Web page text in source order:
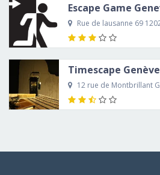
Escape Game
Rue de lausanne 69
Timescape Genève
12 rue de Montbrillant